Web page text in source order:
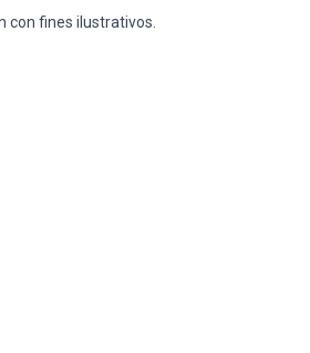
con fines ilustrativos.